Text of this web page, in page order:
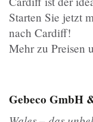
Starten Sie jetzt
nach Cardiff!
Mehr zu Preisen
Gebeco GmbH